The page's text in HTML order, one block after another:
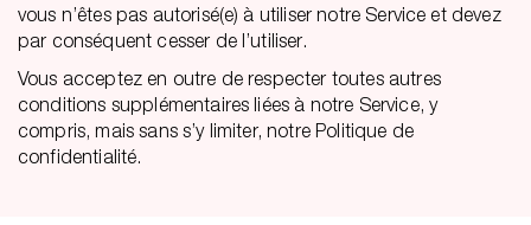
vous n’êtes pas autorisé(e) à utiliser notre Service et devez
par conséquent cesser de l’utiliser.
Vous acceptez en outre de respecter toutes autres
conditions supplémentaires liées à notre Service, y
compris, mais sans s’y limiter, notre Politique de
confidentialité.